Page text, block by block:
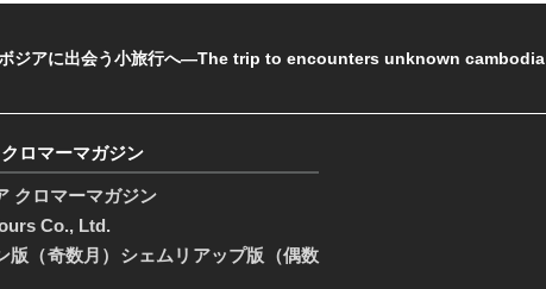
ジアに出会う小旅行へ―The trip to encounters unknown cambodia
ロマーマガジン
クロマーマガジン
Co., Ltd.
版（奇数月）シェムリアップ版（偶数